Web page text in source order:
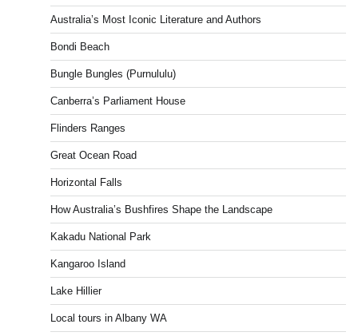
Australia’s Most Iconic Literature and Authors
Bondi Beach
Bungle Bungles (Purnululu)
Canberra’s Parliament House
Flinders Ranges
Great Ocean Road
Horizontal Falls
How Australia’s Bushfires Shape the Landscape
Kakadu National Park
Kangaroo Island
Lake Hillier
Local tours in Albany WA